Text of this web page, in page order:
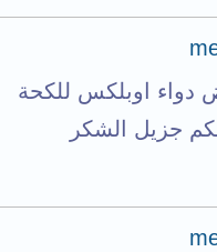
دواء اوبلكس للكحة
جزيل الشكر